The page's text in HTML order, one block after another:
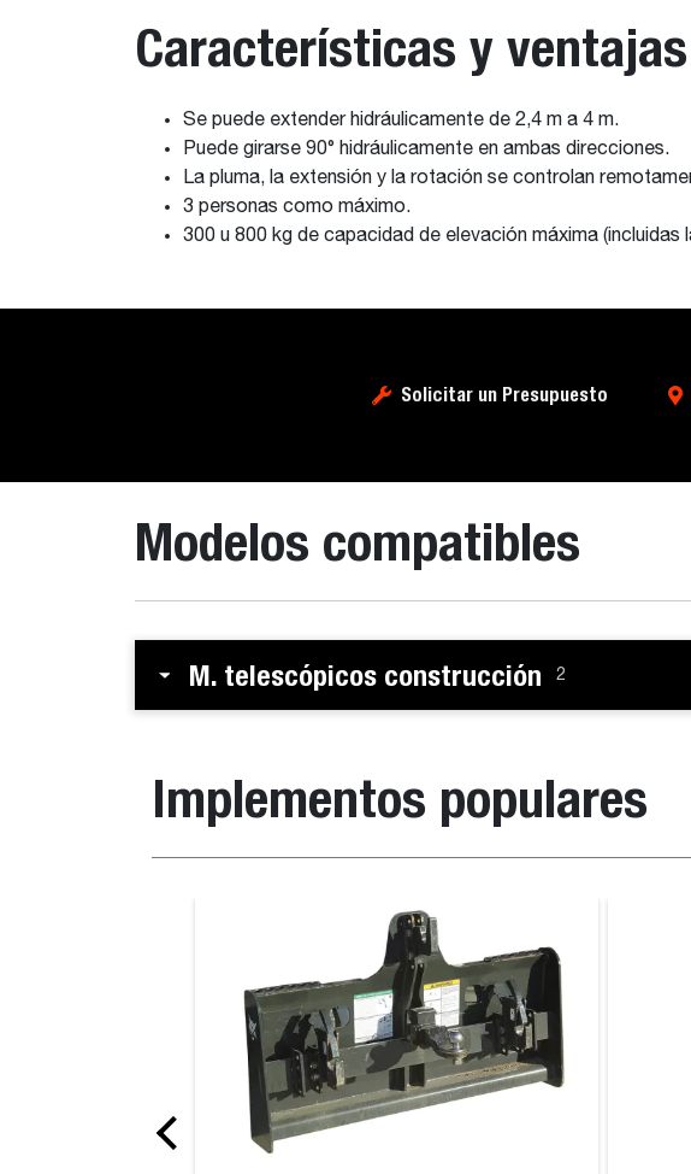
Características y ventajas
Se puede extender hidráulicamente de 2,4 m a 4 m.
Puede girarse 90° hidráulicamente en ambas direcciones.
La pluma, la extensión y la rotación se controlan
3 personas como máximo.
300 u 800 kg de capacidad de elevación máxima (incluidas
Solicitar un Presupuesto
Modelos compatibles
M. telescópicos construcción 2
Implementos populares